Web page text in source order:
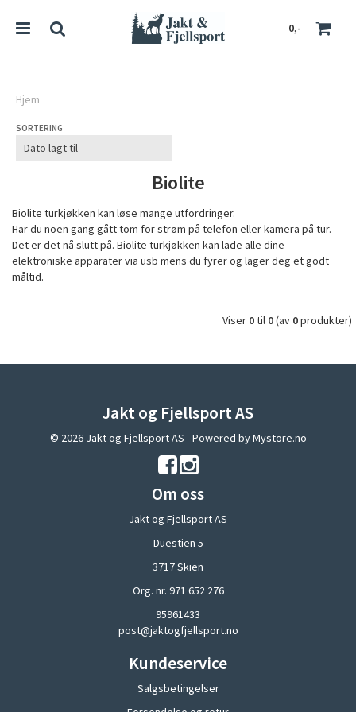
0,-
Hjem
SORTERING
Biolite
Biolite turkjøkken kan løse mange utfordringer.
Har du noen gang gått tom for strøm på telefon eller kamera på tur.
Det er det nå slutt på. Biolite turkjøkken kan lade alle dine
elektroniske apparater via usb mens du fyrer og lager deg et godt
måltid.
Viser 0til 0(av 0produkter)
Jakt og Fjellsport AS
© 2026 Jakt og Fjellsport AS - Powered byMystore.no
Om oss
Jakt og Fjellsport AS
Duestien 5
3717 Skien
Org. nr. 971 652 276
95961433
post@jaktogfjellsport.no
Kundeservice
Salgsbetingelser